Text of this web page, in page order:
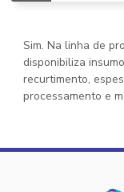
Sim. Na linha de
disponibiliza
recurtimento,
processamento e